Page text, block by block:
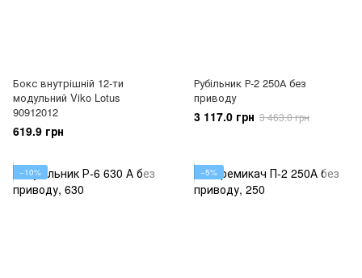
Бокс внутрішній 12-ти
модульний Viko Lotus
90912012
619.9 грн
Рубільник Р-2 250А без
приводу
3 117.0 грн 3 463.0 грн
−10% −5%